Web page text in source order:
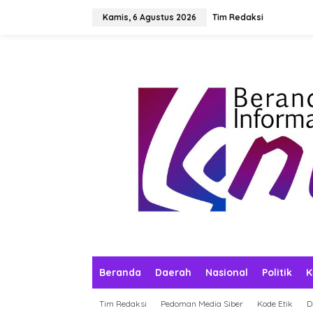
Kamis, 6 Agustus 2026 Tim Redaksi
Beranda Daerah Nasional Politik
Tim Redaksi Pedoman Media Siber Kode Etik